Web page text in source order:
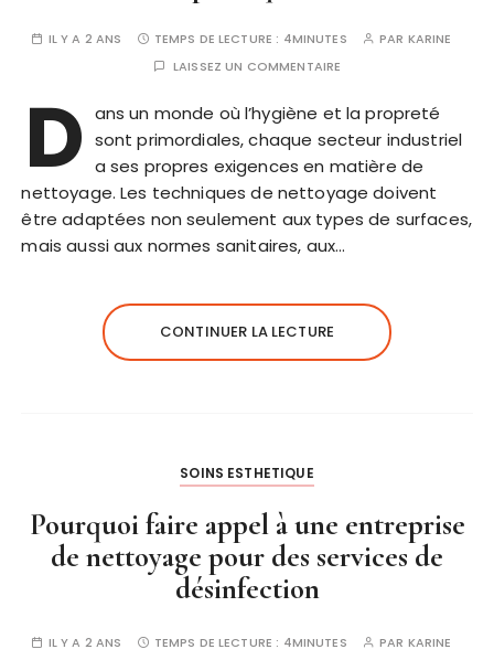
IL Y A 2 ANS TEMPS DE LECTURE : 4MINUTES PAR KARINE
LAISSEZ UN COMMENTAIRE
D ans un monde où l’hygiène et la propreté
sont primordiales, chaque secteur industriel
a ses propres exigences en matière de
nettoyage. Les techniques de nettoyage doivent
être adaptées non seulement aux types de surfaces,
mais aussi aux normes sanitaires, aux…
CONTINUER LA LECTURE
SOINS ESTHETIQUE
Pourquoi faire appel à une entreprise
de nettoyage pour des services de
désinfection
IL Y A 2 ANS TEMPS DE LECTURE : 4MINUTES PAR KARINE